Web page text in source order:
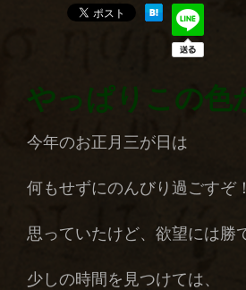
やっぱりこの色
今年のお正月三が日は
何もせずにのんびり過ごすぞ
思っていたけど、欲望には勝
少しの時間を見つけては、